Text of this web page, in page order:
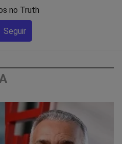
no Truth
Seguir